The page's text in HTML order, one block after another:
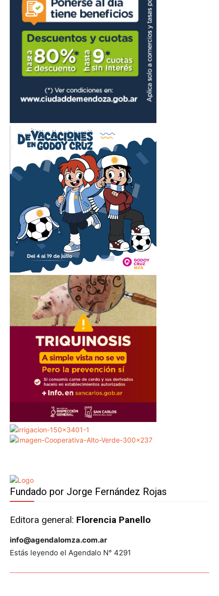
Fundado por Jorge Fernández Rojas
Editora general: Florencia Panello
info@agendalomza.com.ar
Estás leyendo el Agendalo N° 4291